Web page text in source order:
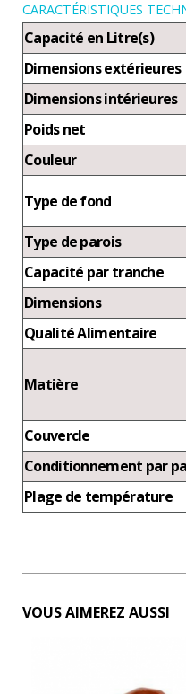
CARACTÉRISTIQUES
Capacité en Litre(s)
Dimensions extérieures
Dimensions intérieures
Poids net
Couleur
Type de fond
Type de parois
Capacité par tranche
Dimensions
Qualité Alimentaire
Matière
Couvercle
Conditionnement par
Plage de température
VOUS AIMEREZ AUSSI